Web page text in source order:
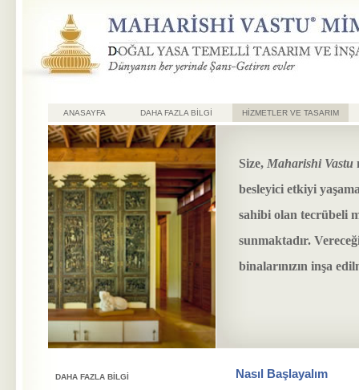
ANASAYFA DAHA FAZLA BILGI HİZMETLER VE TASARIM
Size, Maharishi Vastu
besleyici etkiyi
sahibi olan tecrübeli
sunmaktadır.
binalarınızın inşa
DAHA FAZLA BILGI Nasıl Başlayalım